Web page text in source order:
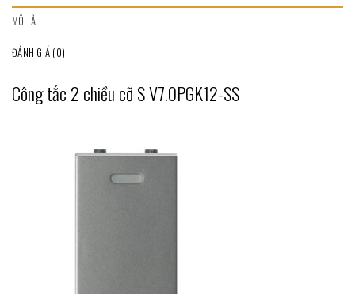
MÔ TẢ
ĐÁNH GIÁ (0)
Công tắc 2 chiều cỡ S V7.0PGK12-SS